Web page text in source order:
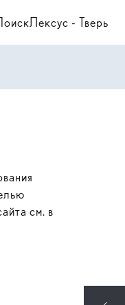
Лексус - Тверь
см. в